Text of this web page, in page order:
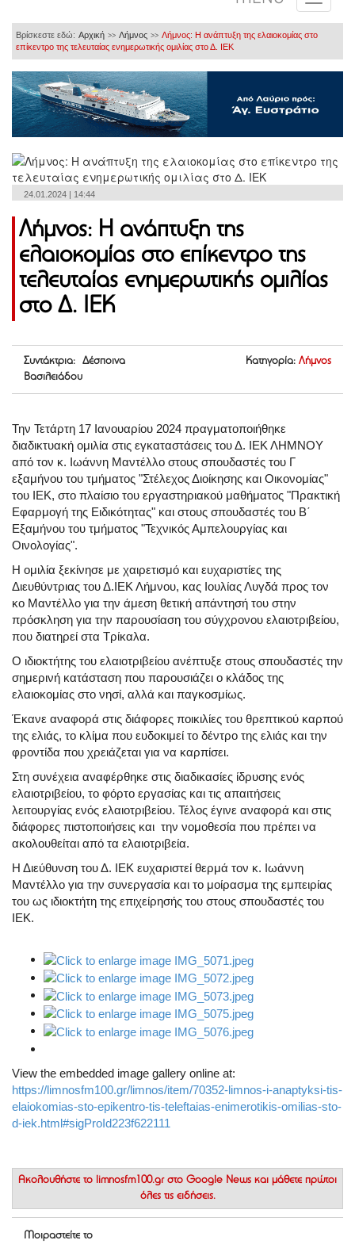
Βρίσκεστε εδώ: Αρχική >> Λήμνος >> Λήμνος: Η ανάπτυξη της ελαιοκομίας στο
επίκεντρο της τελευταίας ενημερωτικής ομιλίας στο Δ. ΙΕΚ
24.01.2024 | 14:44
Λήμνος: Η ανάπτυξη της
ελαιοκομίας στο επίκεντρο της
τελευταίας ενημερωτικής ομιλίας
στο Δ. ΙΕΚ
Συντάκτρια: Δέσποινα
Βασιλειάδου
Κατηγορία: Λήμνος
Την Τετάρτη 17 Ιανουαρίου 2024 πραγματοποιήθηκε
διαδικτυακή ομιλία στις εγκαταστάσεις του Δ. ΙΕΚ ΛΗΜΝΟΥ
από τον κ. Ιωάννη Μαντέλλο στους σπουδαστές του Γ
εξαμήνου του τμήματος "Στέλεχος Διοίκησης και Οικονομίας"
του ΙΕΚ, στο πλαίσιο του εργαστηριακού μαθήματος "Πρακτική
Εφαρμογή της Ειδικότητας" και στους σπουδαστές του Β΄
Εξαμήνου του τμήματος "Τεχνικός Αμπελουργίας και
Οινολογίας".
Η ομιλία ξεκίνησε με χαιρετισμό και ευχαριστίες της
Διευθύντριας του Δ.ΙΕΚ Λήμνου, κας Ιουλίας Λυγδά προς τον
κο Μαντέλλο για την άμεση θετική απάντησή του στην
πρόσκληση για την παρουσίαση του σύγχρονου ελαιοτριβείου,
που διατηρεί στα Τρίκαλα.
Ο ιδιοκτήτης του ελαιοτριβείου ανέπτυξε στους σπουδαστές την
σημερινή κατάσταση που παρουσιάζει ο κλάδος της
ελαιοκομίας στο νησί, αλλά και παγκοσμίως.
Έκανε αναφορά στις διάφορες ποικιλίες του θρεπτικού καρπού
της ελιάς, το κλίμα που ευδοκιμεί το δέντρο της ελιάς και την
φροντίδα που χρειάζεται για να καρπίσει.
Στη συνέχεια αναφέρθηκε στις διαδικασίες ίδρυσης ενός
ελαιοτριβείου, το φόρτο εργασίας και τις απαιτήσεις
λειτουργίας ενός ελαιοτριβείου. Τέλος έγινε αναφορά και στις
διάφορες πιστοποιήσεις και την νομοθεσία που πρέπει να
ακολουθείται από τα ελαιοτριβεία.
Η Διεύθυνση του Δ. ΙΕΚ ευχαριστεί θερμά τον κ. Ιωάννη
Μαντέλλο για την συνεργασία και το μοίρασμα της εμπειρίας
του ως ιδιοκτήτη της επιχείρησής του στους σπουδαστές του
ΙΕΚ.
View the embedded image gallery online at:
https://limnosfm100.gr/limnos/item/70352-limnos-i-anaptyksi-tis-
elaiokomias-sto-epikentro-tis-teleftaias-enimerotikis-omilias-sto-
d-iek.html#sigProId223f622111
Ακολουθήστε το limnosfm100.gr στο Google News και μάθετε πρώτοι
όλες τις ειδήσεις.
Μοιραστείτε το